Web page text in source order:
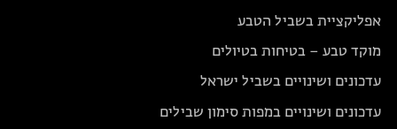
אפליקציית בשביל הטבע
מוקד טבע – בטיחות בטיולים
עדכונים ושינויים בשביל ישראל
עדכונים ושינויים במפות סימון שבילים